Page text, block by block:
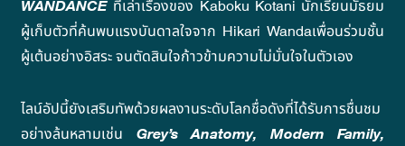
WANDANCE ที่เล่าเรื่องของ Kaboku Kotani นักเรียนมัธยม
ผู้เก็บตัวที่ค้นพบแรงบันดาลใจจาก Hikari Wandaเพื่อนร่วมชั้น
ผู้เต้นอย่างอิสระ จนตัดสินใจก้าวข้ามความไม่มั่นใจในตัวเอง
ไลน์อัปนี้ยังเสริมทัพด้วยผลงานระดับโลกชื่อดังที่ได้รับการชื่นชม
อย่างล้นหลามเช่น Grey’s Anatomy, Modern Family,